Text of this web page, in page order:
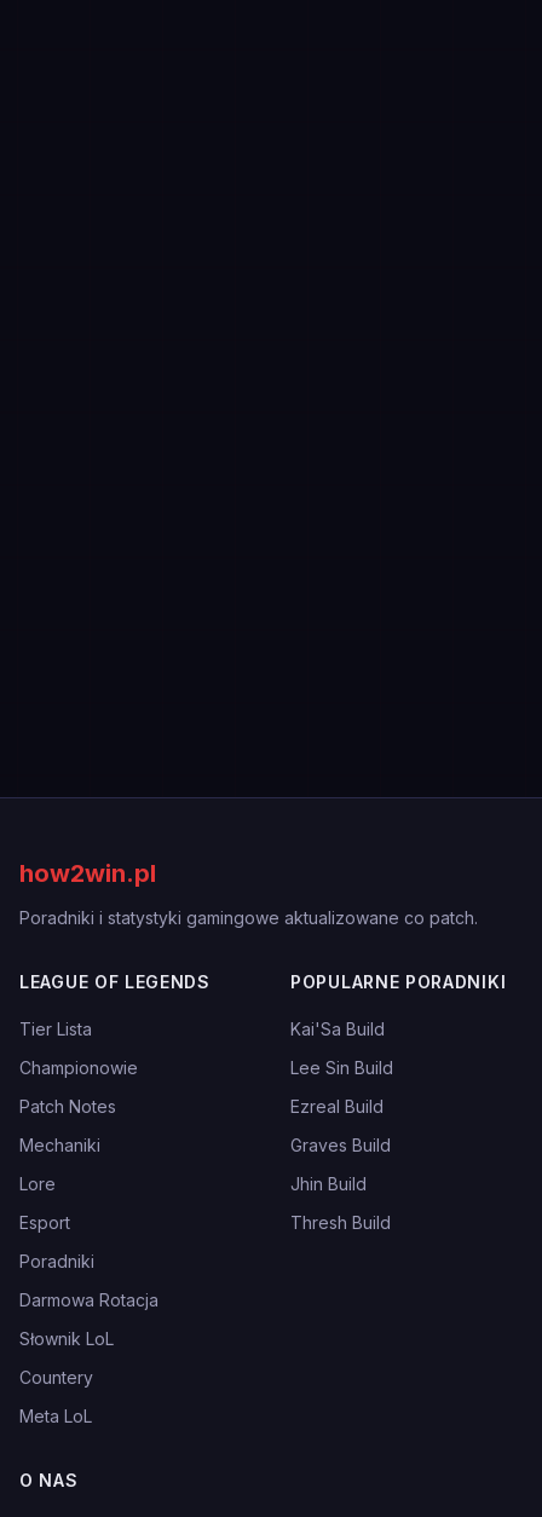
how2win.pl
Poradniki i statystyki gamingowe aktualizowane co patch.
LEAGUE OF LEGENDS
Tier Lista
Championowie
Patch Notes
Mechaniki
Lore
Esport
Poradniki
Darmowa Rotacja
Słownik LoL
Countery
Meta LoL
POPULARNE PORADNIKI
Kai'Sa Build
Lee Sin Build
Ezreal Build
Graves Build
Jhin Build
Thresh Build
O NAS